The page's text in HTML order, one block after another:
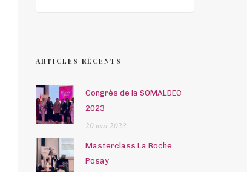
ARTICLES RÉCENTS
Congrès de la SOMALDEC
2023
20 mai 2023
Masterclass La Roche
Posay